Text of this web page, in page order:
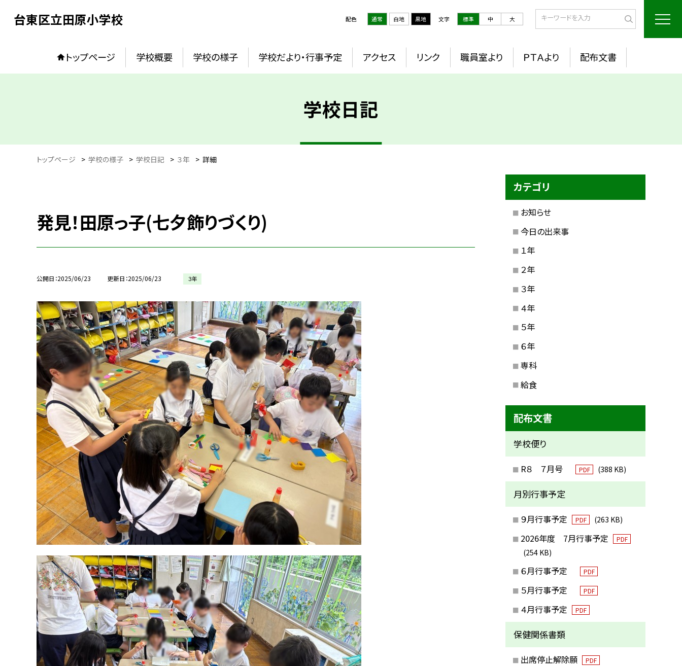
台東区立田原小学校 配色 通常 白地 黒地 文字 標準 中 大
トップページ 学校概要 学校の様子 学校だより・行事予定 アクセス リンク 職員室より ＰＴＡより 配布文書
学校日記
トップページ > 学校の様子 > 学校日記 > ３年 > 詳細
発見！田原っ子(七夕飾りづくり)
公開日 2025/06/23 更新日 2025/06/23 ３年
カテゴリ
お知らせ
今日の出来事
１年
２年
３年
４年
５年
６年
専科
給食
配布文書
学校便り
R８ ７月号 PDF (388 KB)
月別行事予定
９月行事予定 PDF (263 KB)
2026年度 7月行事予定 PDF
(254 KB)
６月行事予定 PDF
５月行事予定 PDF
４月行事予定 PDF
保健関係書類
出席停止解除願 PDF